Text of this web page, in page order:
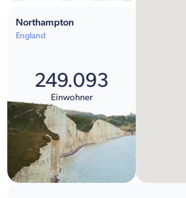
Northampton
England
249.093
Einwohner